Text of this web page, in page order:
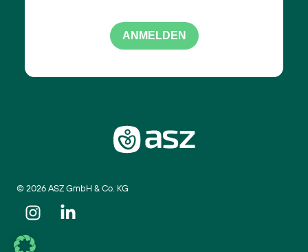
ANMELDEN
© 2026 ASZ GmbH & Co. KG